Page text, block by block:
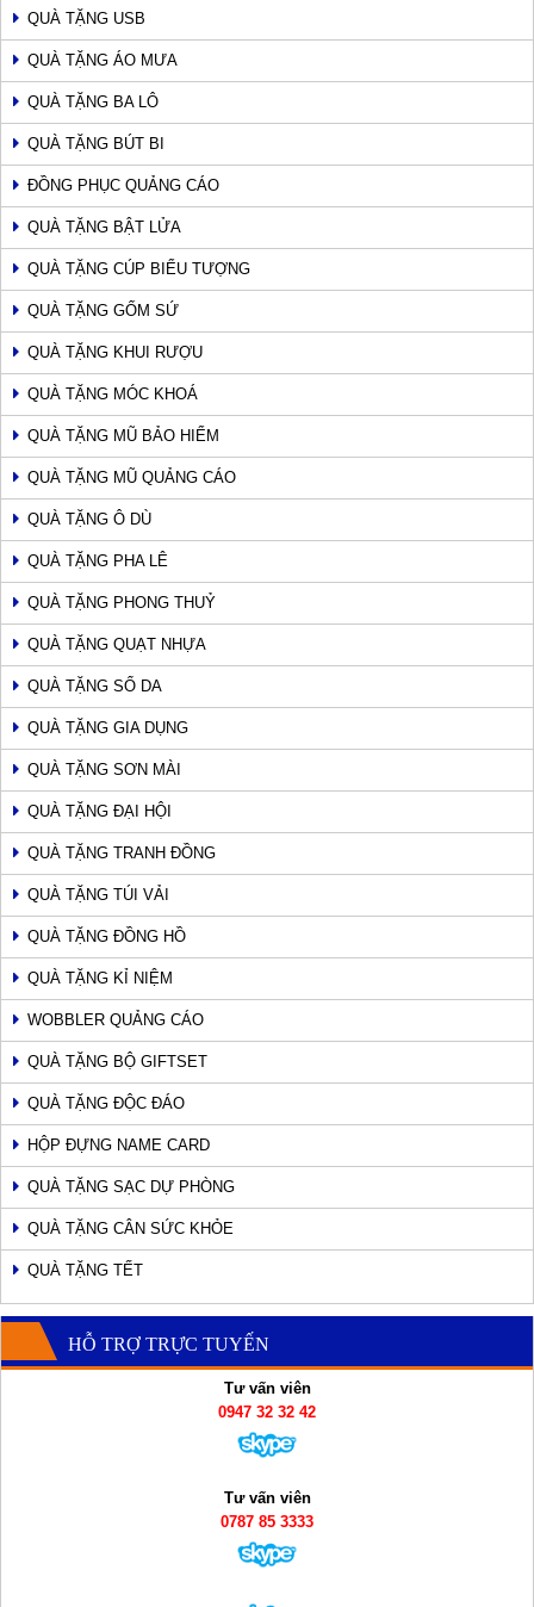
QUÀ TẶNG USB
QUÀ TẶNG ÁO MƯA
QUÀ TẶNG BA LÔ
QUÀ TẶNG BÚT BI
ĐỒNG PHỤC QUẢNG CÁO
QUÀ TẶNG BẬT LỬA
QUÀ TẶNG CÚP BIỂU TƯỢNG
QUÀ TẶNG GỐM SỨ
QUÀ TẶNG KHUI RƯỢU
QUÀ TẶNG MÓC KHOÁ
QUÀ TẶNG MŨ BẢO HIỂM
QUÀ TẶNG MŨ QUẢNG CÁO
QUÀ TẶNG Ô DÙ
QUÀ TẶNG PHA LÊ
QUÀ TẶNG PHONG THUỶ
QUÀ TẶNG QUẠT NHỰA
QUÀ TẶNG SỔ DA
QUÀ TẶNG GIA DỤNG
QUÀ TẶNG SƠN MÀI
QUÀ TẶNG ĐẠI HỘI
QUÀ TẶNG TRANH ĐỒNG
QUÀ TẶNG TÚI VẢI
QUÀ TẶNG ĐỒNG HỒ
QUÀ TẶNG KỈ NIỆM
WOBBLER QUẢNG CÁO
QUÀ TẶNG BỘ GIFTSET
QUÀ TẶNG ĐỘC ĐÁO
HỘP ĐỰNG NAME CARD
QUÀ TẶNG SẠC DỰ PHÒNG
QUÀ TẶNG CÂN SỨC KHỎE
QUÀ TẶNG TẾT
HỖ TRỢ TRỰC TUYẾN
Tư vấn viên
0947 32 32 42
Tư vấn viên
0787 85 3333